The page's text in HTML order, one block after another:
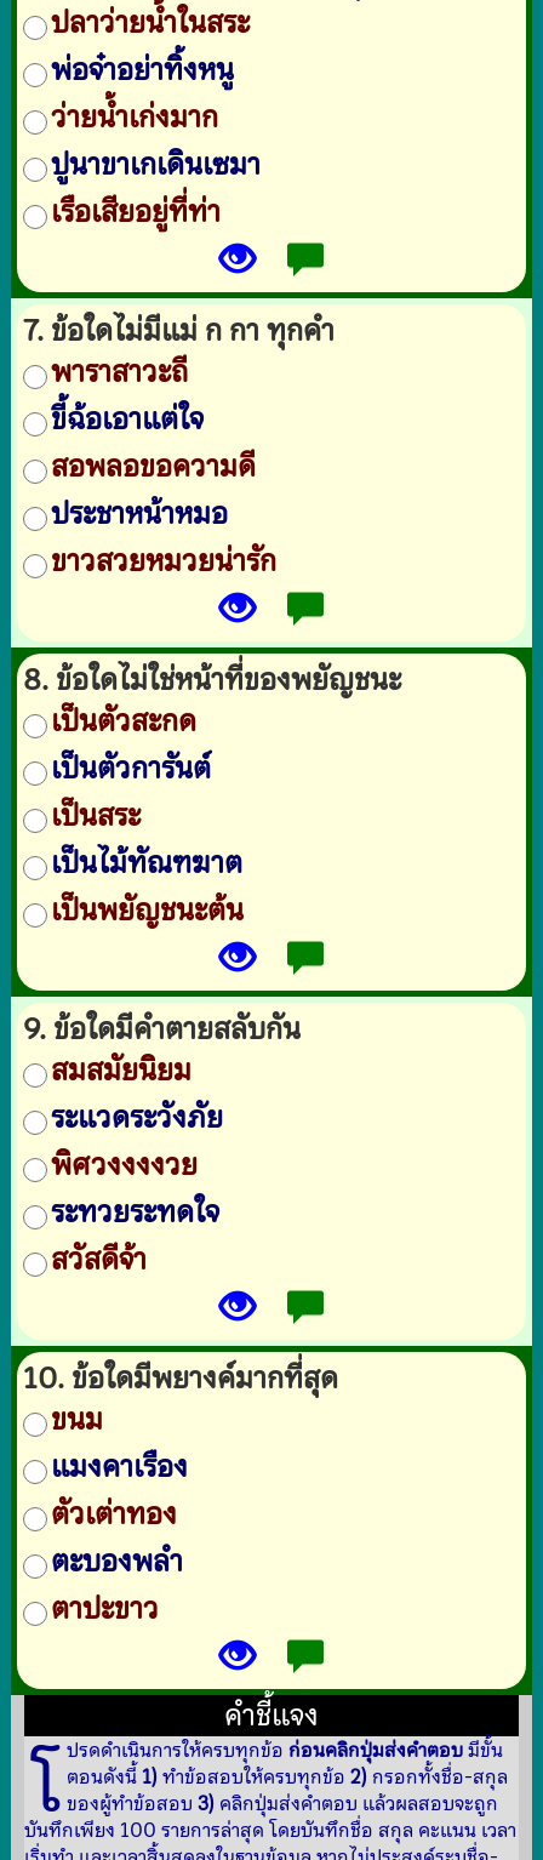
ปลาว่ายน้ำในสระ
พ่อจ๋าอย่าทิ้งหนู
ว่ายน้ำเก่งมาก
ปูนาขาเกเดินเซมา
เรือเสียอยู่ที่ท่า
7. ข้อใดไม่มีแม่ ก กา ทุกคำ
พาราสาวะถี
ขี้ฉ้อเอาแต่ใจ
สอพลอขอความดี
ประชาหน้าหมอ
ขาวสวยหมวยน่ารัก
8. ข้อใดไม่ใช่หน้าที่ของพยัญชนะ
เป็นตัวสะกด
เป็นตัวการันต์
เป็นสระ
เป็นไม้ทัณฑฆาต
เป็นพยัญชนะต้น
9. ข้อใดมีคำตายสลับกัน
สมสมัยนิยม
ระแวดระวังภัย
พิศวงงงงวย
ระทวยระทดใจ
สวัสดีจ้า
10. ข้อใดมีพยางค์มากที่สุด
ขนม
แมงคาเรือง
ตัวเต่าทอง
ตะบองพลำ
ตาปะขาว
คำชี้แจง
โปรดดำเนินการให้ครบทุกข้อ ก่อนคลิกปุ่มส่งคำตอบมีขั้น
ตอนดังนี้1)ทำข้อสอบให้ครบทุกข้อ2)กรอกทั้งชื่อ-สกุล
ของผู้ทำข้อสอบ3)คลิกปุ่มส่งคำตอบ แล้วผลสอบจะถูก
บันทึกเพียง 100 รายการล่าสุด โดยบันทึกชื่อ สกุล คะแนน เวลา